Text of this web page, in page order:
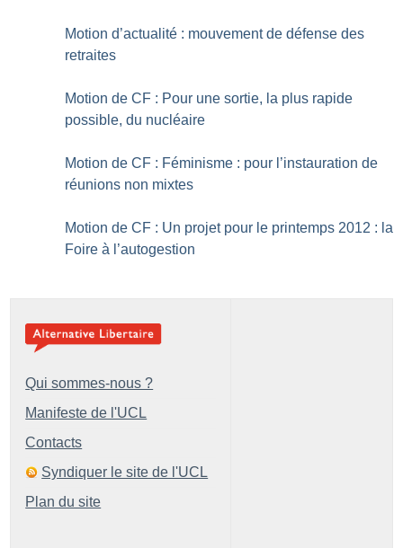
Motion d’actualité : mouvement de défense des
retraites
Motion de CF : Pour une sortie, la plus rapide
possible, du nucléaire
Motion de CF : Féminisme : pour l’instauration de
réunions non mixtes
Motion de CF : Un projet pour le printemps 2012 : la
Foire à l’autogestion
Qui sommes-nous ?
Manifeste de l'UCL
Contacts
Syndiquer le site de l'UCL
Plan du site